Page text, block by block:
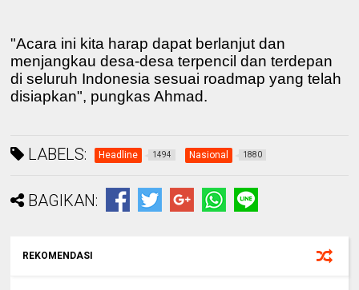
"Acara ini kita harap dapat berlanjut dan
menjangkau desa-desa terpencil dan terdepan
di seluruh Indonesia sesuai roadmap yang telah
disiapkan", pungkas Ahmad.
LABELS: Headline 1494 Nasional 1880
BAGIKAN:
REKOMENDASI